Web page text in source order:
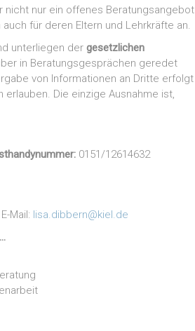
nicht nur ein offenes Beratungsangebot
für deren Eltern und Lehrkräfte an.
unterliegen der gesetzlichen
in Beratungsgesprächen geredet
von Informationen an Dritte erfolgt
Die einzige Ausnahme ist,
0151/12614632
Mail: lisa.dibbern@kiel.de